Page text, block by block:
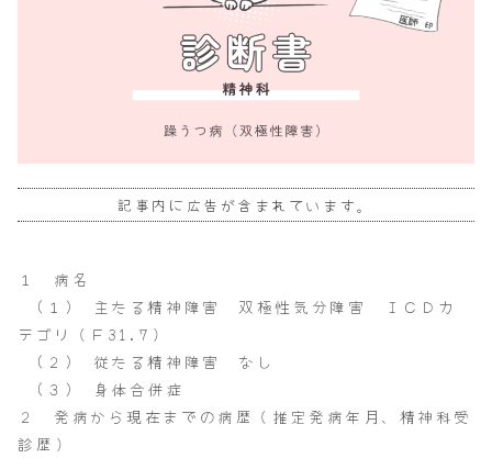
記事内に広告が含まれています。
１ 病名
(１) 主たる精神障害 双極性気分障害 ＩＣＤカ
テゴリ（Ｆ31.7）
(２) 従たる精神障害 なし
(３) 身体合併症
２ 発病から現在までの病歴（推定発病年月、精神科受
診歴）